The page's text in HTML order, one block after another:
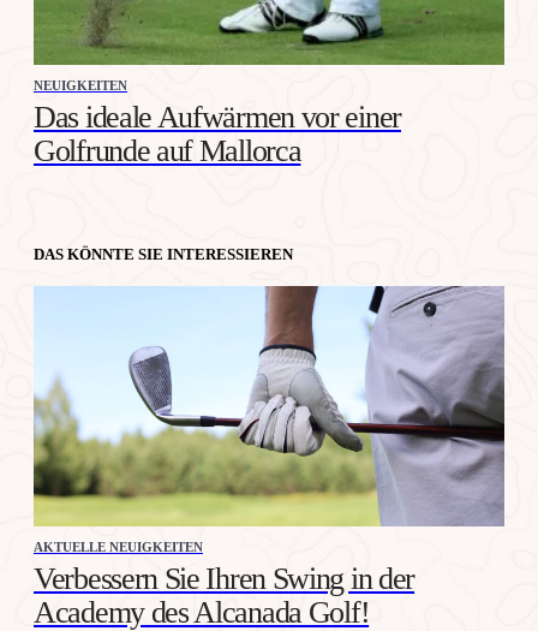
NEUIGKEITEN
Das ideale Aufwärmen vor einer
Golfrunde auf Mallorca
DAS KÖNNTE SIE INTERESSIEREN
AKTUELLE NEUIGKEITEN
Verbessern Sie Ihren Swing in der
Academy des Alcanada Golf!